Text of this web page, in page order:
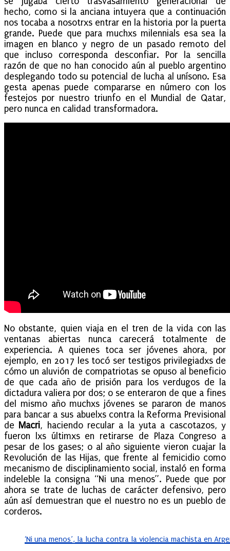
hecho, como si la anciana intuyera que a continuación
nos tocaba a nosotrxs entrar en la historia por la puerta
grande. Puede que para muchxs milennials esa sea la
imagen en blanco y negro de un pasado remoto del
que incluso corresponda desconfiar. Por la sencilla
razón de que no han conocido aún al pueblo argentino
desplegando todo su potencial de lucha al unísono. Esa
gesta apenas puede compararse en número con los
festejos por nuestro triunfo en el Mundial de Qatar,
pero nunca en calidad transformadora.
No obstante, quien viaja en el tren de la vida con las
ventanas abiertas nunca carecerá totalmente de
experiencia. A quienes toca ser jóvenes ahora, por
ejemplo, en 2017 les tocó ser testigos privilegiadxs de
cómo un aluvión de compatriotas se opuso al beneficio
de que cada año de prisión para los verdugos de la
dictadura valiera por dos; o se enteraron de que a fines
del mismo año muchxs jóvenes se pararon de manos
para bancar a sus abuelxs contra la Reforma Previsional
de Macri, haciendo recular a la yuta a cascotazos, y
fueron lxs últimxs en retirarse de Plaza Congreso a
pesar de los gases; o al año siguiente vieron cuajar la
Revolución de las Hijas, que frente al femicidio como
mecanismo de disciplinamiento social, instaló en forma
indeleble la consigna “Ni una menos”. Puede que por
ahora se trate de luchas de carácter defensivo, pero
aún así demuestran que el nuestro no es un pueblo de
corderos.
‘Ni una menos’, la lucha contra la violencia machista en